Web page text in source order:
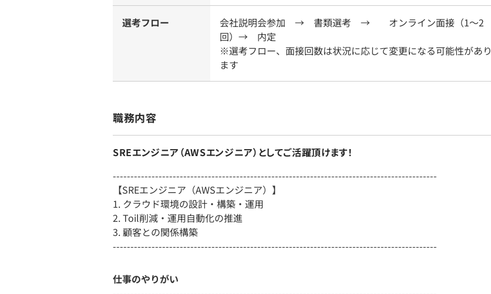
選考フロー
会社説明会参加 → 書類選考 → オンライン面接（1～2
回）→ 内定
※選考フロー、面接回数は状況に応じて変更になる可能性があり
ます
職務内容
SREエンジニア（AWSエンジニア）としてご活躍頂けます！
--------------------------------------------------------------------------------------------
【SREエンジニア（AWSエンジニア）】
1. クラウド環境の設計・構築・運用
2. Toil削減・運用自動化の推進
3. 顧客との関係構築
--------------------------------------------------------------------------------------------
仕事のやりがい